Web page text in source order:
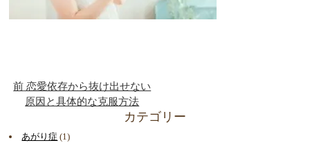
前 恋愛依存から抜け出せない
原因と具体的な克服方法
カテゴリー
あがり症 (1)